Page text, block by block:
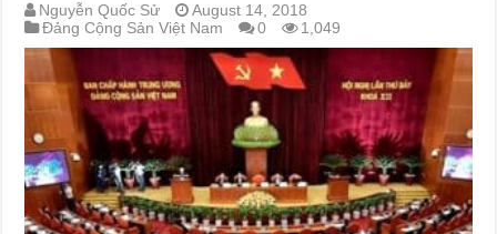
Nguyễn Quốc Sử
August 14, 2018
Đảng Cộng Sản Việt Nam
0 1,049